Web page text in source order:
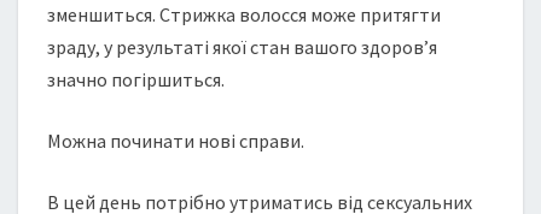
зменшиться. Стрижка волосся може притягти
зраду, у результаті якої стан вашого здоров’я
значно погіршиться.
Можна починати нові справи.
В цей день потрібно утриматись від сексуальних